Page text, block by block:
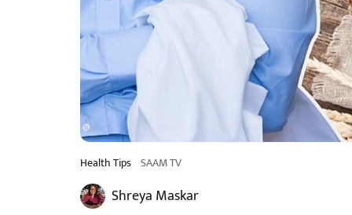
Health Tips SAAM TV
Shreya Maskar